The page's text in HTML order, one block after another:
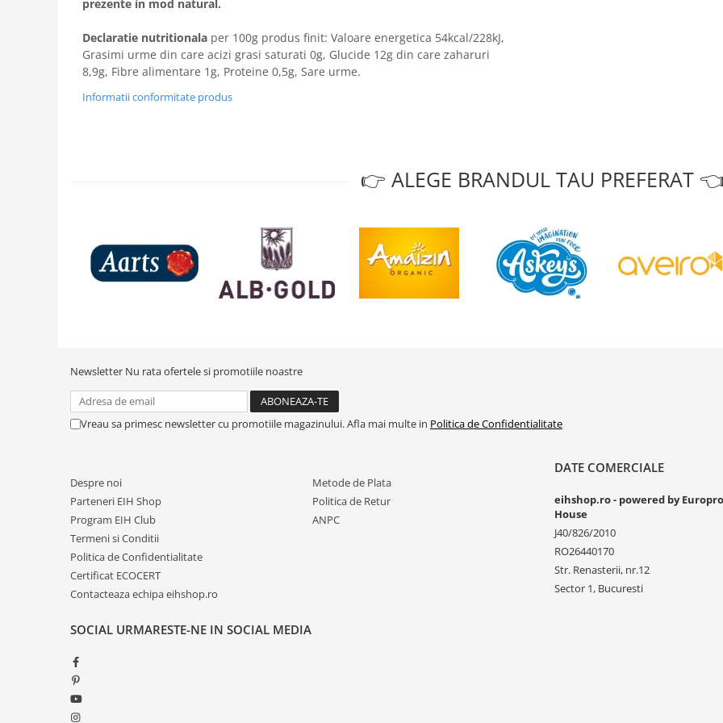
prezente in mod natural.
Declaratie nutritionala per 100g produs finit: Valoare energetica 54kcal/228kJ,
Grasimi urme din care acizi grasi saturati 0g, Glucide 12g din care zaharuri
8,9g, Fibre alimentare 1g, Proteine 0,5g, Sare urme.
Informatii conformitate produs
👉 ALEGE BRANDUL TAU PREFERAT
Newsletter Nu rata ofertele si promotiile noastre
Vreau sa primesc newsletter cu promotiile magazinului. Afla mai multe in Politica de Confidentialitate
Despre noi
Parteneri EIH Shop
Program EIH Club
Termeni si Conditii
Politica de Confidentialitate
Certificat ECOCERT
Contacteaza echipa eihshop.ro
Metode de Plata
Politica de Retur
ANPC
DATE COMERCIALE
eihshop.ro - powered by
House
J40/826/2010
RO26440170
Str. Renasterii, nr.12
Sector 1, Bucuresti
SOCIAL URMARESTE-NE IN SOCIAL MEDIA